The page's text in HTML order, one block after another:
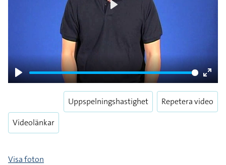
Play
Enter
Videolänkar
Uppspelningshastighet Repetera video
Visa foton